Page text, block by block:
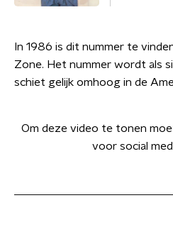
In 1986 is dit nummer te
Zone. Het nummer wordt als
schiet gelijk omhoog in de
Om deze video te tonen
voor social